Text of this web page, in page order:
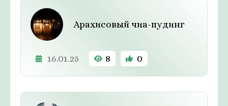
Арахисовый чиа-пудинг
16.01.25 8 0